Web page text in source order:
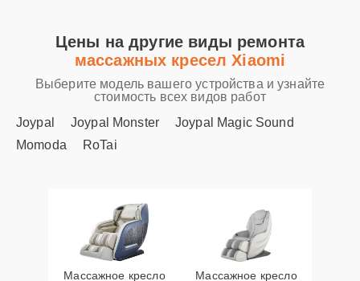
Цены на другие виды ремонта
массажных кресел Xiaomi
Выберите модель вашего устройства и узнайте
стоимость всех видов работ
Joypal
Joypal Monster
Joypal Magic Sound
Momoda
RoTai
Массажное кресло Массажное кресло